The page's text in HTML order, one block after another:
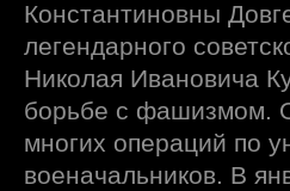
Константиновны
легендарного
Николая Ивановича
борьбе с фашизмом.
многих операций по
военачальников. В